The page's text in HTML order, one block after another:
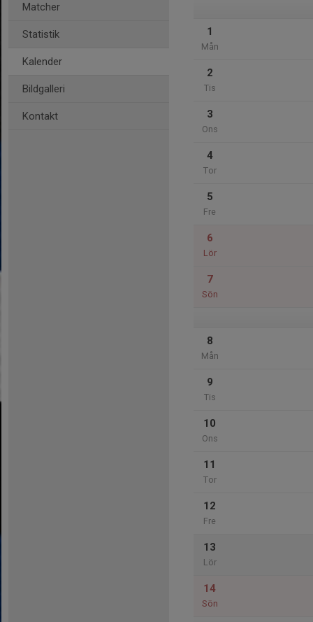
Matcher
Statistik
Kalender
Bildgalleri
Kontakt
1
Mån
2
Tis
3
Ons
4
Tor
5
Fre
6
Lör
7
Sön
8
Mån
9
Tis
10
Ons
11
Tor
12
Fre
13
Lör
14
Sön